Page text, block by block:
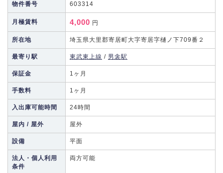
物件番号 603314
月極賃料 4,000 円
所在地 埼玉県大里郡寄居町大字寄居字樋ノ下709番２
最寄り駅 東武東上線 / 男衾駅
保証金 1ヶ月
手数料 1ヶ月
入出庫可能時間 24時間
屋内 / 屋外 屋外
設備 平面
法人・個人利用
条件
両方可能